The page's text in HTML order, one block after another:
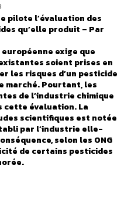
pilote l’évaluation des
qu’elle produit – Par
exige que
soient prises en
les risques d’un pesticide
marché. Pourtant, les
de l’industrie chimique
cette évaluation. La
scientifiques est notée
par l’industrie elle-
selon les ONG
de certains pesticides